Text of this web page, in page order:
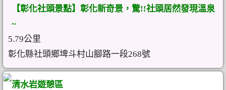
【彰化社頭景點】彰化新奇景，驚!!社頭居然發現溫泉
~
5.79公里
彰化縣社頭鄉埤斗村山腳路一段268號
清水岩遊憩區